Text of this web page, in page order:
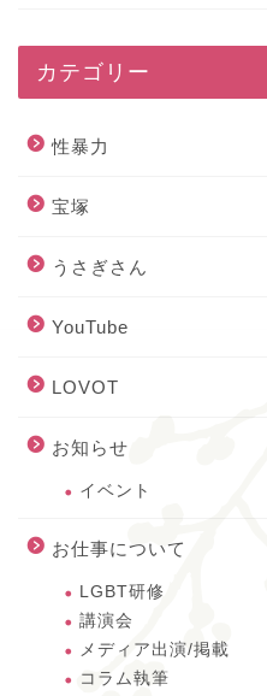
カテゴリー
性暴力
宝塚
うさぎさん
YouTube
LOVOT
お知らせ
イベント
お仕事について
LGBT研修
講演会
メディア出演/掲載
コラム執筆